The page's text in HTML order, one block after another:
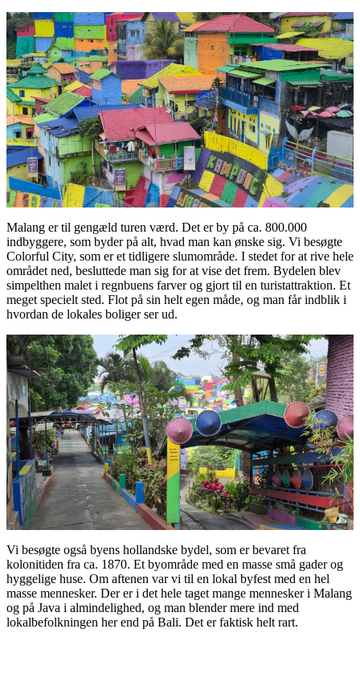
Malang er til gengæld turen værd. Det er by på ca. 800.000
indbyggere, som byder på alt, hvad man kan ønske sig. Vi besøgte
Colorful City, som er et tidligere slumområde. I stedet for at rive hele
området ned, besluttede man sig for at vise det frem. Bydelen blev
simpelthen malet i regnbuens farver og gjort til en turistattraktion. Et
meget specielt sted. Flot på sin helt egen måde, og man får indblik i
hvordan de lokales boliger ser ud.
Vi besøgte også byens hollandske bydel, som er bevaret fra
kolonitiden fra ca. 1870. Et byområde med en masse små gader og
hyggelige huse. Om aftenen var vi til en lokal byfest med en hel
masse mennesker. Der er i det hele taget mange mennesker i Malang
og på Java i almindelighed, og man blender mere ind med
lokalbefolkningen her end på Bali. Det er faktisk helt rart.